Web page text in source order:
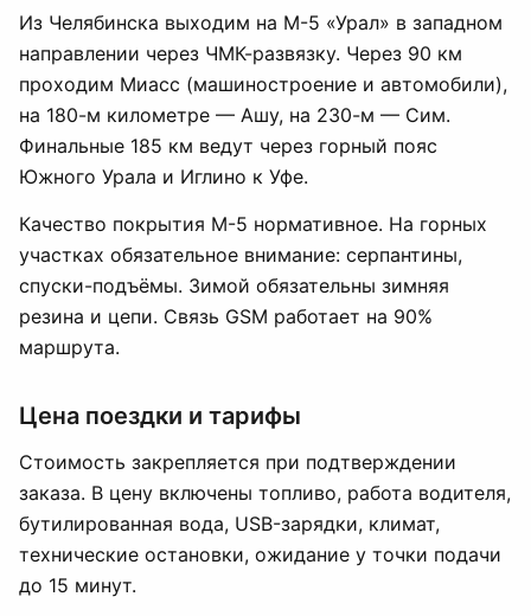
Из Челябинска выходим на М-5 «Урал» в западном
направлении через ЧМК-развязку. Через 90 км
проходим Миасс (машиностроение и автомобили),
на 180-м километре — Ашу, на 230-м — Сим.
Финальные 185 км ведут через горный пояс
Южного Урала и Иглино к Уфе.
Качество покрытия М-5 нормативное. На горных
участках обязательное внимание: серпантины,
спуски-подъёмы. Зимой обязательны зимняя
резина и цепи. Связь GSM работает на 90%
маршрута.
Цена поездки и тарифы
Стоимость закрепляется при подтверждении
заказа. В цену включены топливо, работа водителя,
бутилированная вода, USB-зарядки, климат,
технические остановки, ожидание у точки подачи
до 15 минут.